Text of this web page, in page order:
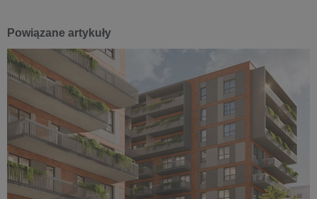
Powiązane artykuły